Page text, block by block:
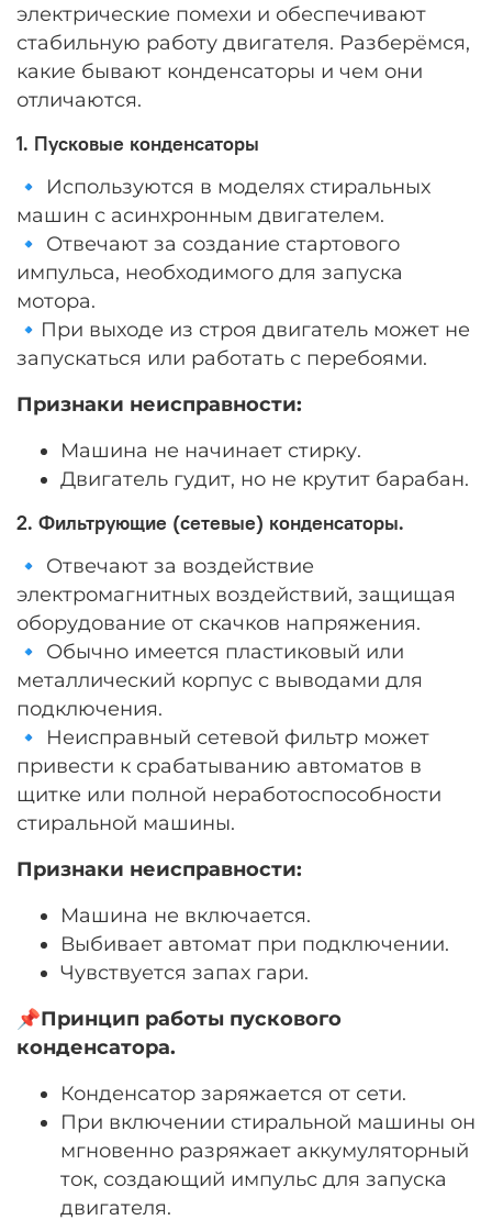
электрические помехи и обеспечивают
стабильную работу двигателя. Разберёмся,
какие бывают конденсаторы и чем они
отличаются.
1. Пусковые конденсаторы
🔹 Используются в моделях стиральных
машин с асинхронным двигателем.
🔹 Отвечают за создание стартового
импульса, необходимого для запуска
мотора.
🔹При выходе из строя двигатель может не
запускаться или работать с перебоями.
Признаки неисправности:
Машина не начинает стирку.
Двигатель гудит, но не крутит барабан.
2. Фильтрующие (сетевые) конденсаторы.
🔹 Отвечают за воздействие
электромагнитных воздействий, защищая
оборудование от скачков напряжения.
🔹 Обычно имеется пластиковый или
металлический корпус с выводами для
подключения.
🔹 Неисправный сетевой фильтр может
привести к срабатыванию автоматов в
щитке или полной неработоспособности
стиральной машины.
Признаки неисправности:
Машина не включается.
Выбивает автомат при подключении.
Чувствуется запах гари.
📌Принцип работы пускового
конденсатора.
Конденсатор заряжается от сети.
При включении стиральной машины он
мгновенно разряжает аккумуляторный
ток, создающий импульс для запуска
двигателя.